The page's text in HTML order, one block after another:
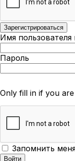
Имя пользователя
Пароль
Only fill in if you
Запомнить